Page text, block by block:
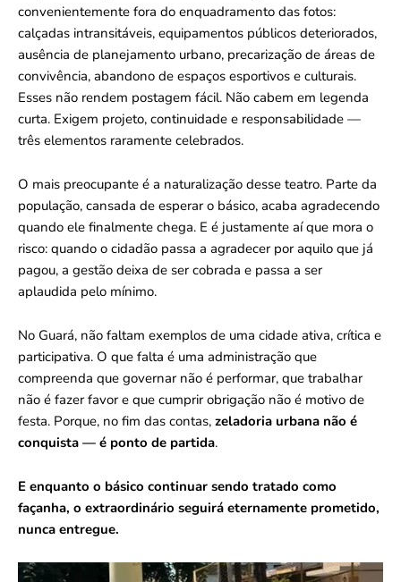
convenientemente fora do enquadramento das fotos:
calçadas intransitáveis, equipamentos públicos deteriorados,
ausência de planejamento urbano, precarização de áreas de
convivência, abandono de espaços esportivos e culturais.
Esses não rendem postagem fácil. Não cabem em legenda
curta. Exigem projeto, continuidade e responsabilidade —
três elementos raramente celebrados.
O mais preocupante é a naturalização desse teatro. Parte da
população, cansada de esperar o básico, acaba agradecendo
quando ele finalmente chega. E é justamente aí que mora o
risco: quando o cidadão passa a agradecer por aquilo que já
pagou, a gestão deixa de ser cobrada e passa a ser
aplaudida pelo mínimo.
No Guará, não faltam exemplos de uma cidade ativa, crítica e
participativa. O que falta é uma administração que
compreenda que governar não é performar, que trabalhar
não é fazer favor e que cumprir obrigação não é motivo de
festa. Porque, no fim das contas, zeladoria urbana não é
conquista — é ponto de partida.
E enquanto o básico continuar sendo tratado como
façanha, o extraordinário seguirá eternamente prometido,
nunca entregue.